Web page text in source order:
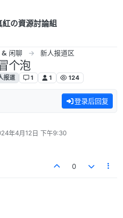
紅の資源討論組
闲聊 新人报道区
个泡
报道 1 1 124
登录后回复
年4月12日 下午9:30
辑
0